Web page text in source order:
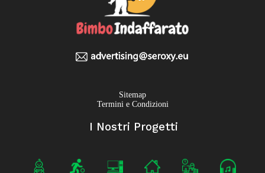
Sitemap
Termini e Condizioni
I Nostri Progetti